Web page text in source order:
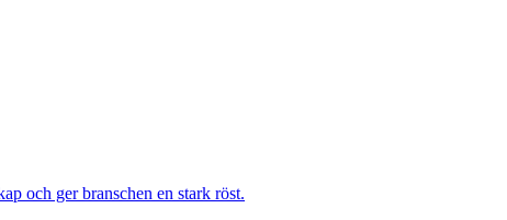
och ger branschen en stark röst.